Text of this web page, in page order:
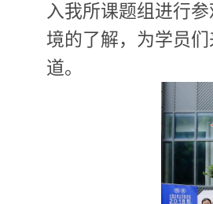
入我所课题组进行
境的了解，为学员
道。